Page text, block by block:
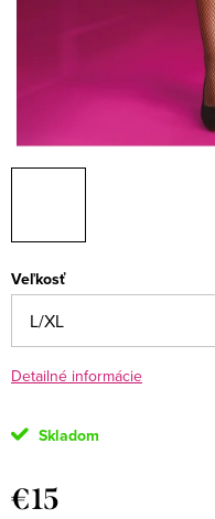
Veľkosť
Detailné informácie
Skladom
€15